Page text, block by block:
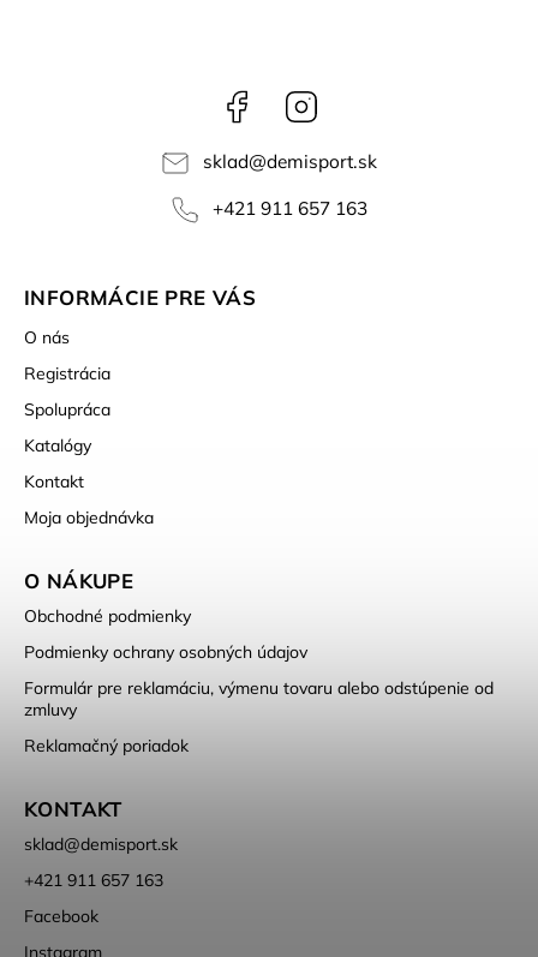
Facebook
sklad@demisport.sk
+421 911 657 163
INFORMÁCIE PRE VÁS
O nás
Registrácia
Spolupráca
Katalógy
Kontakt
Moja objednávka
O NÁKUPE
Obchodné podmienky
Podmienky ochrany osobných údajov
Formulár pre reklamáciu, výmenu tovaru alebo odstúpenie od
zmluvy
Reklamačný poriadok
KONTAKT
sklad@demisport.sk
+421 911 657 163
Facebook
Instagram